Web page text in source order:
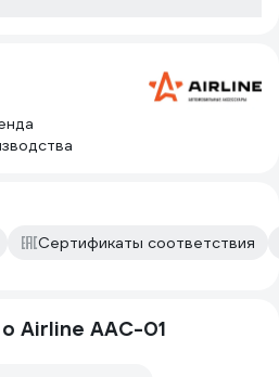
Сертификаты соответствия
Airline AAC-01